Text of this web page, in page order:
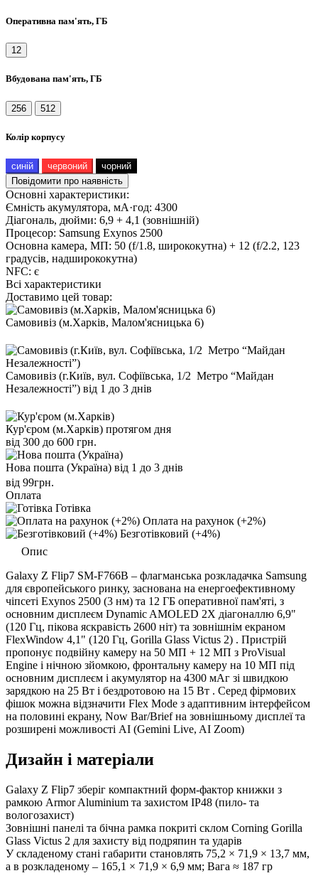
Оперативна пам'ять, ГБ
12
Вбудована пам'ять, ГБ
256 512
Колір корпусу
синій червоний
чорний
Повідомити про наявність
Основні характеристики:
Ємність акумулятора, мА·год: 4300
Діагональ, дюйми: 6,9 + 4,1 (зовнішній)
Процесор: Samsung Exynos 2500
Основна камера, МП: 50 (f/1.8, ширококутна) + 12 (f/2.2, 123
градусів, надширококутна)
NFC: є
Всі характеристики
Доставимо цей товар:
Самовивіз (м.Харків, Малом'ясницька 6)
Самовивіз (г.Київ, вул. Софіївська, 1/2 Метро “Майдан
Незалежності”) від 1 до 3 днів
Кур'єром (м.Харків) протягом дня
від 300 до 600 грн.
Нова пошта (Україна) від 1 до 3 днів
від 99грн.
Оплата
Готівка
Оплата на рахунок (+2%)
Безготівковий (+4%)
Опис
Galaxy Z Flip7 SM-F766B – флагманська розкладачка Samsung
для європейського ринку, заснована на енергоефективному
чіпсеті Exynos 2500 (3 нм) та 12 ГБ оперативної пам'яті, з
основним дисплеєм Dynamic AMOLED 2X діагоналлю 6,9"
(120 Гц, пікова яскравість 2600 ніт) та зовнішнім екраном
FlexWindow 4,1" (120 Гц, Gorilla Glass Victus 2) . Пристрій
пропонує подвійну камеру на 50 МП + 12 МП з ProVisual
Engine і нічною зйомкою, фронтальну камеру на 10 МП під
основним дисплеєм і акумулятор на 4300 мАг зі швидкою
зарядкою на 25 Вт і бездротовою на 15 Вт . Серед фірмових
фішок можна відзначити Flex Mode з адаптивним інтерфейсом
на половині екрану, Now Bar/Brief на зовнішньому дисплеї та
розширені можливості AI (Gemini Live, AI Zoom)
Дизайн і матеріали
Galaxy Z Flip7 зберіг компактний форм-фактор книжки з
рамкою Armor Aluminium та захистом IP48 (пило- та
вологозахист)
Зовнішні панелі та бічна рамка покриті склом Corning Gorilla
Glass Victus 2 для захисту від подряпин та ударів
У складеному стані габарити становлять 75,2 × 71,9 × 13,7 мм,
а в розкладеному – 165,1 × 71,9 × 6,9 мм; Вага ≈ 187 гр